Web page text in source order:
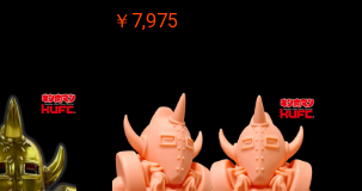
￥7,975